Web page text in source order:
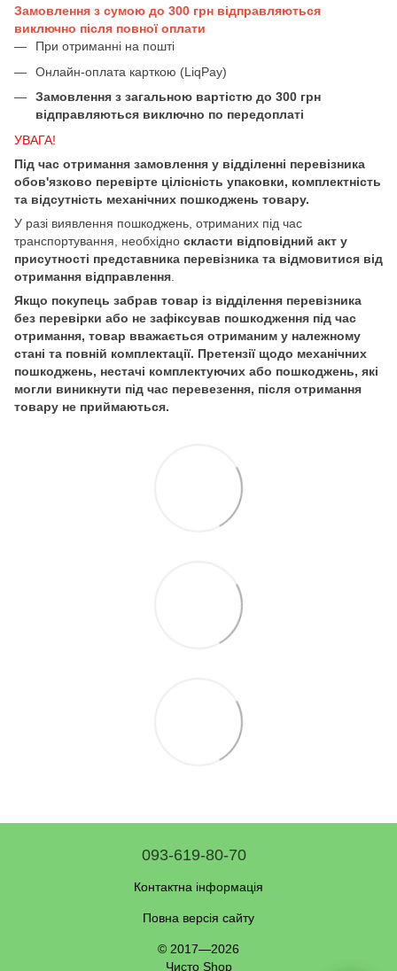
Замовлення з сумою до 300 грн відправляються
виключно після повної оплати
При отриманні на пошті
Онлайн-оплата карткою (LiqPay)
Замовлення з загальною вартістю до 300 грн
відправляються виключно по передоплаті
УВАГА!
Під час отримання замовлення у відділенні перевізника
обов'язково перевірте цілісність упаковки, комплектність
та відсутність механічних пошкоджень товару.
У разі виявлення пошкоджень, отриманих під час
транспортування, необхідно скласти відповідний акт у
присутності представника перевізника та відмовитися від
отримання відправлення
Якщо покупець забрав товар із відділення перевізника
без перевірки або не зафіксував пошкодження під час
отримання, товар вважається отриманим у належному
стані та повній комплектації. Претензії щодо механічних
пошкоджень, нестачі комплектуючих або пошкоджень, які
могли виникнути під час перевезення, після отримання
товару не приймаються.
093-619-80-70
Контактна інформація
Повна версія сайту
© 2017—2026
Чисто Shop